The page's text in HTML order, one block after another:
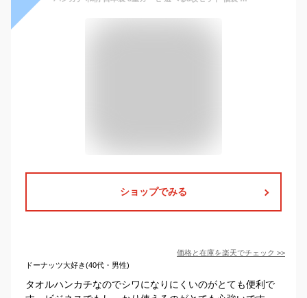
ショップでみる
価格と在庫を楽天でチェック >>
ドーナッツ大好き(40代・男性)
タオルハンカチなのでシワになりにくいのがとても便利で